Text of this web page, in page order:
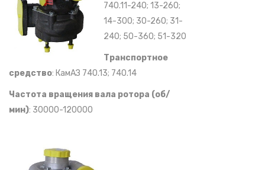
740.11-240; 13-260;
14-300; 30-260; 31-
240; 50-360; 51-320
Транспортное
средство: КамАЗ 740.13; 740.14
Частота вращения вала ротора (об/
мин): 30000-120000